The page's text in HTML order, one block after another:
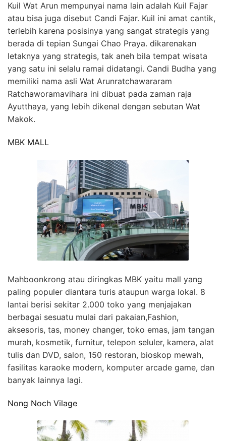
Kuil Wat Arun mempunyai nama lain adalah Kuil Fajar
atau bisa juga disebut Candi Fajar. Kuil ini amat cantik,
terlebih karena posisinya yang sangat strategis yang
berada di tepian Sungai Chao Praya. dikarenakan
letaknya yang strategis, tak aneh bila tempat wisata
yang satu ini selalu ramai didatangi. Candi Budha yang
memiliki nama asli Wat Arunratchawararam
Ratchaworamavihara ini dibuat pada zaman raja
Ayutthaya, yang lebih dikenal dengan sebutan Wat
Makok.
MBK MALL
Mahboonkrong atau diringkas MBK yaitu mall yang
paling populer diantara turis ataupun warga lokal. 8
lantai berisi sekitar 2.000 toko yang menjajakan
berbagai sesuatu mulai dari pakaian,Fashion,
aksesoris, tas, money changer, toko emas, jam tangan
murah, kosmetik, furnitur, telepon seluler, kamera, alat
tulis dan DVD, salon, 150 restoran, bioskop mewah,
fasilitas karaoke modern, komputer arcade game, dan
banyak lainnya lagi.
Nong Noch Vilage